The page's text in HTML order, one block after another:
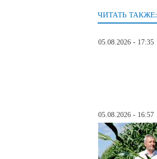
ЧИТАТЬ ТАКЖЕ:
05.08.2026 - 17:35
05.08.2026 - 16:57